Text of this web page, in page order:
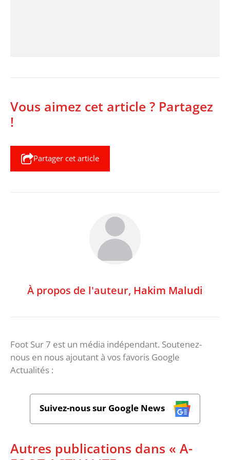
Vous aimez cet article ? Partagez
!
Partager cet article
À propos de l'auteur, Hakim Maludi
Foot Sur 7 est un média indépendant. Soutenez-
nous en nous ajoutant à vos favoris Google
Actualités :
Suivez-nous sur Google News
Autres publications dans « A-